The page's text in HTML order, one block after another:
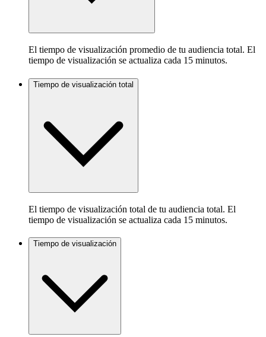
El tiempo de visualización promedio de tu audiencia total. El
tiempo de visualización se actualiza cada 15 minutos.
Tiempo de visualización total
El tiempo de visualización total de tu audiencia total. El
tiempo de visualización se actualiza cada 15 minutos.
Tiempo de visualización